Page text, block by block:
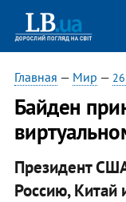
Главная — Мир —
Байден
Президент
Россию, Китай